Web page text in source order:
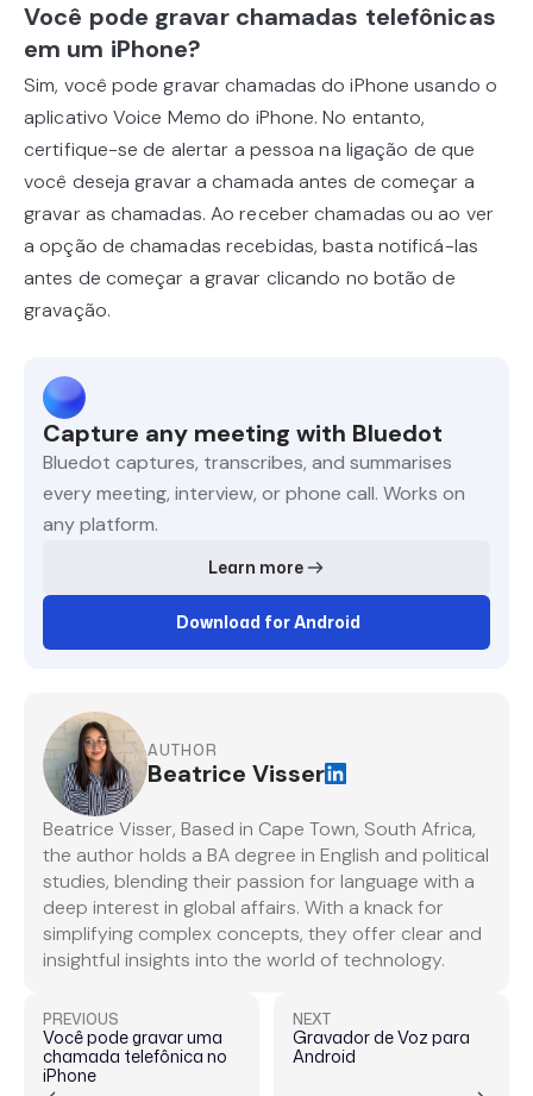
Você pode gravar chamadas telefônicas
em um iPhone?
Sim, você pode gravar chamadas do iPhone usando o
aplicativo Voice Memo do iPhone. No entanto,
certifique-se de alertar a pessoa na ligação de que
você deseja gravar a chamada antes de começar a
gravar as chamadas. Ao receber chamadas ou ao ver
a opção de chamadas recebidas, basta notificá-las
antes de começar a gravar clicando no botão de
gravação.
Capture any meeting with Bluedot
Bluedot captures, transcribes, and summarises
every meeting, interview, or phone call. Works on
any platform.
Learn more
Download for Android
AUTHOR
Beatrice Visser
Beatrice Visser, Based in Cape Town, South Africa,
the author holds a BA degree in English and political
studies, blending their passion for language with a
deep interest in global affairs. With a knack for
simplifying complex concepts, they offer clear and
insightful insights into the world of technology.
PREVIOUS
Você pode gravar uma
chamada telefônica no
iPhone
NEXT
Gravador de Voz para
Android